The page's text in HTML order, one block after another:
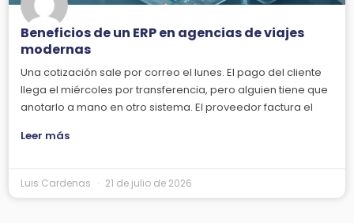
Beneficios de un ERP en agencias de viajes
modernas
Una cotización sale por correo el lunes. El pago del cliente
llega el miércoles por transferencia, pero alguien tiene que
anotarlo a mano en otro sistema. El proveedor factura el
Leer más
Luis Cardenas 21 de julio de 2026